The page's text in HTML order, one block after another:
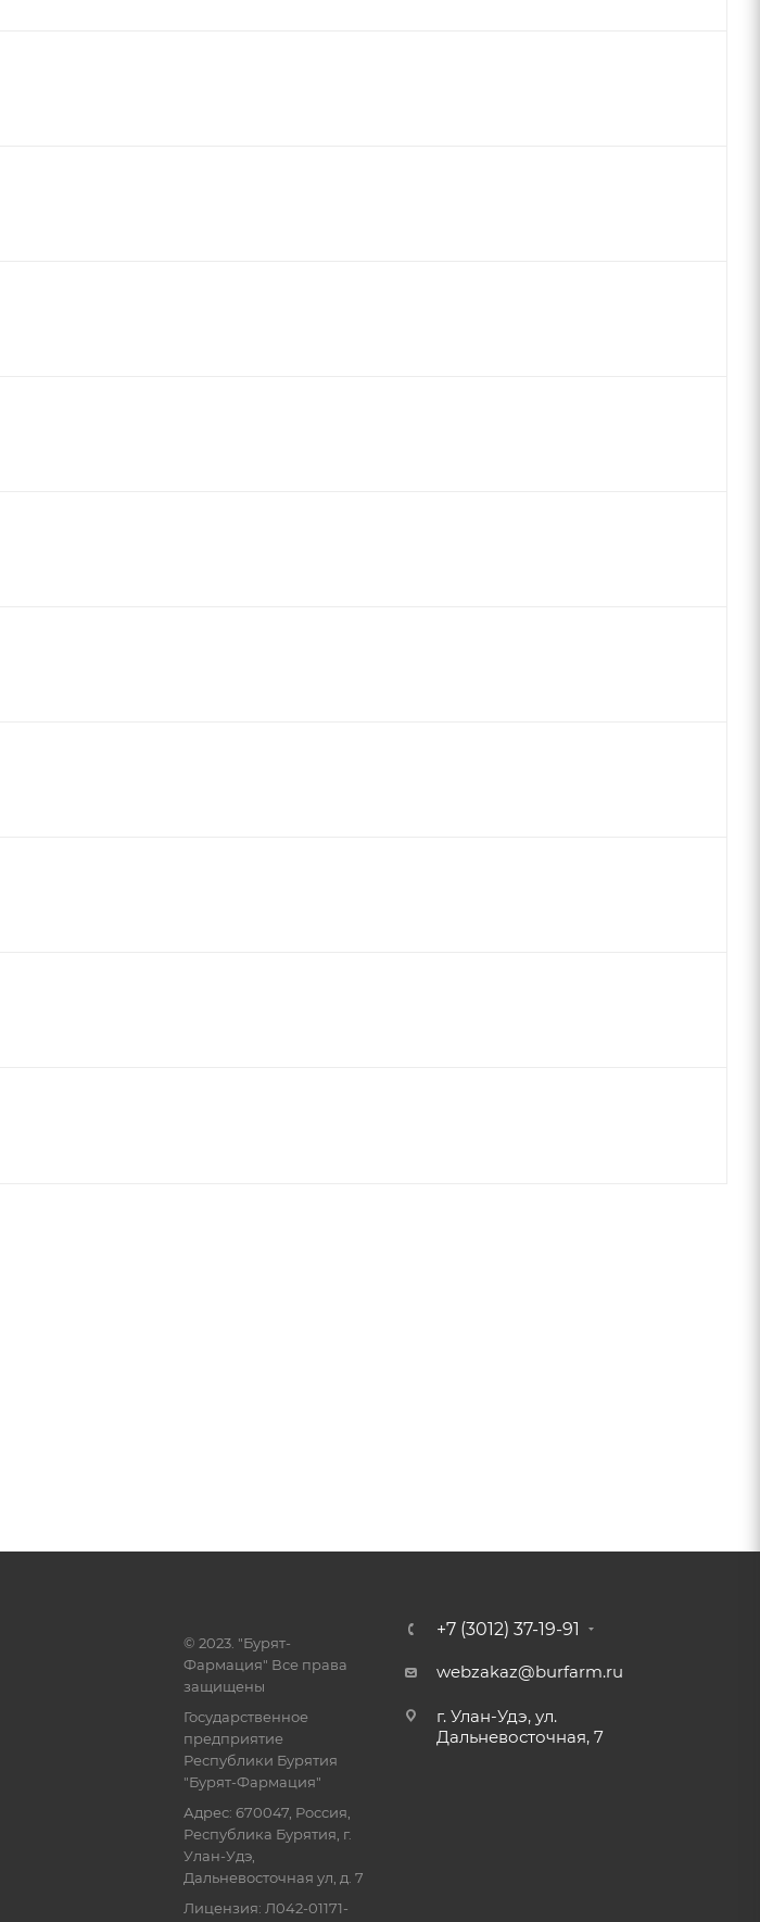
© 2023. "Бурят-
Фармация" Все права
защищены
Государственное
предприятие
Республики Бурятия
"Бурят-Фармация"
Адрес: 670047, Россия,
Республика Бурятия, г.
Улан-Удэ,
Дальневосточная ул, д. 7
Лицензия: Л042-01171-
+7 (3012) 37-19-91
webzakaz@burfarm.ru
г. Улан-Удэ, ул.
Дальневосточная, 7